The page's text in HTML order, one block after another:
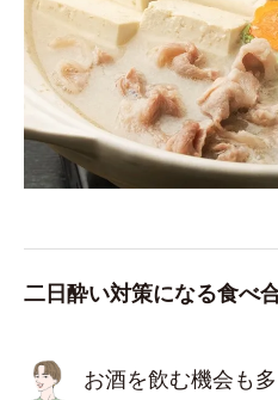
二日酔い対策になる食べ
お酒を飲む機会も